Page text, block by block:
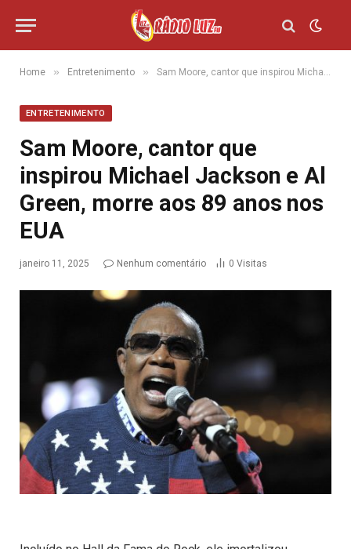
Home » Entretenimento » Sam Moore, cantor que inspirou Michael Jackson e Al Green, morre aos 89 anos nos EUA
ENTRETENIMENTO
Sam Moore, cantor que
inspirou Michael Jackson e Al
Green, morre aos 89 anos nos
EUA
janeiro 11, 2025 Nenhum comentário 0 Visitas